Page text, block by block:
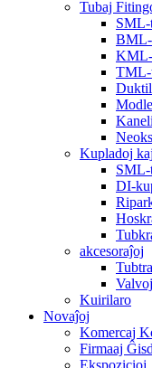
Tubaj
SML-
BML-
KML-
TML-
Kupladoj
SML-
DI-
akcesoraĵoj
Valvoj
Kuirilaro
Novaĵoj
Komercaj
Firmaaj
Ekspozicioj